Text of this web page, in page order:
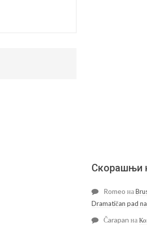
Скорашњи
Romeo на
Dramatičan pad
Čarapan на